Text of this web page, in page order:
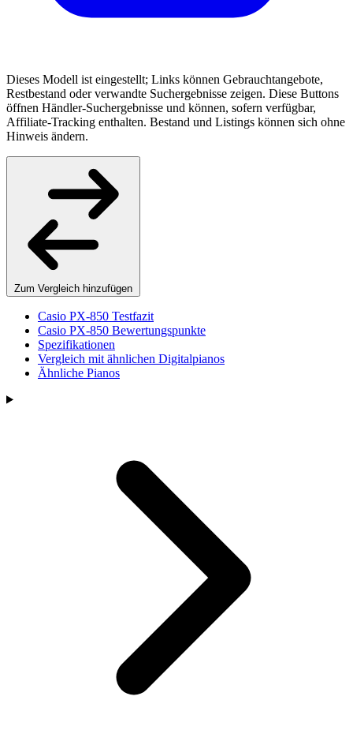
Dieses Modell ist eingestellt; Links können Gebrauchtangebote,
Restbestand oder verwandte Suchergebnisse zeigen. Diese Buttons
öffnen Händler-Suchergebnisse und können, sofern verfügbar,
Affiliate-Tracking enthalten. Bestand und Listings können sich ohne
Hinweis ändern.
Zum Vergleich hinzufügen
Casio PX-850 Testfazit
Casio PX-850 Bewertungspunkte
Spezifikationen
Vergleich mit ähnlichen Digitalpianos
Ähnliche Pianos